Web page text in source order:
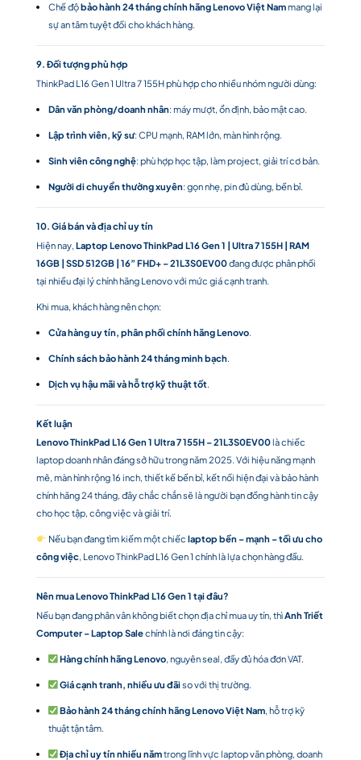
Chế độbảo hành 24 tháng chính hãng Lenovo Việt Nammang lại
sự an tâm tuyệt đối cho khách hàng.
9. Đối tượng phù hợp
ThinkPad L16 Gen 1 Ultra 7 155H phù hợp cho nhiều nhóm người dùng:
Dân văn phòng/doanh nhân: máy mượt, ổn định, bảo mật cao.
Lập trình viên, kỹ sư: CPU mạnh, RAM lớn, màn hình rộng.
Sinh viên công nghệ: phù hợp học tập, làm project, giải trí cơ bản.
Người di chuyển thường xuyên: gọn nhẹ, pin đủ dùng, bền bỉ.
10. Giá bán và địa chỉ uy tín
Hiện nay, Laptop Lenovo ThinkPad L16 Gen 1 | Ultra 7 155H | RAM
16GB | SSD 512GB | 16” FHD+ – 21L3S0EV00đang được phân phối
tại nhiều đại lý chính hãng Lenovo với mức giá cạnh tranh.
Khi mua, khách hàng nên chọn:
Cửa hàng uy tín, phân phối chính hãng Lenovo.
Chính sách bảo hành 24 tháng minh bạch
Dịch vụ hậu mãi và hỗ trợ kỹ thuật tốt.
Kết luận
LenovoThinkPad L16 Gen 1 Ultra 7 155H – 21L3S0EV00là chiếc
laptop doanh nhân đáng sở hữu trong năm 2025. Với hiệu năng mạnh
mẽ, màn hình rộng 16 inch, thiết kế bền bỉ, kết nối hiện đại và bảo hành
chính hãng 24 tháng, đây chắc chắn sẽ là người bạn đồng hành tin cậy
cho học tập, công việc và giải trí.
Nếu bạn đang tìm kiếm một chiếc laptop bền – mạnh – tối ưu cho
công việc, Lenovo ThinkPad L16 Gen 1 chính là lựa chọn hàng đầu.
Nên mua Lenovo ThinkPad L16 Gen 1 tại đâu?
Nếu bạn đang phân vân không biết chọn địa chỉ mua uy tín, thìAnh Triết
Computer – Laptop Salechính là nơi đáng tin cậy:
Hàng chính hãng Lenovo, nguyên seal, đầy đủ hóa đơn VAT.
Giá cạnh tranh, nhiều ưu đãiso với thị trường.
Bảo hành 24 tháng chính hãng Lenovo Việt Nam, hỗ trợ kỹ
thuật tận tâm.
Địa chỉ uy tín nhiều nămtrong lĩnh vực laptop văn phòng, doanh